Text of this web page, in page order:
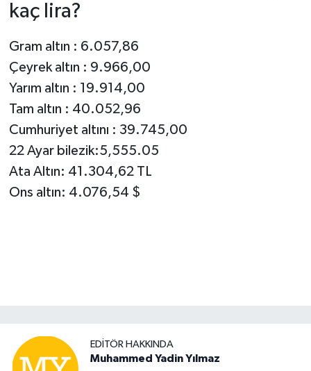
kaç lira?
Gram altın : 6.057,86
Çeyrek altın : 9.966,00
Yarım altın : 19.914,00
Tam altın : 40.052,96
Cumhuriyet altını : 39.745,00
22 Ayar bilezik:5,555.05
Ata Altın: 41.304,62 TL
Ons altın: 4.076,54 $
EDITÖR HAKKINDA
Muhammed Yadin Yılmaz
YAŞAM